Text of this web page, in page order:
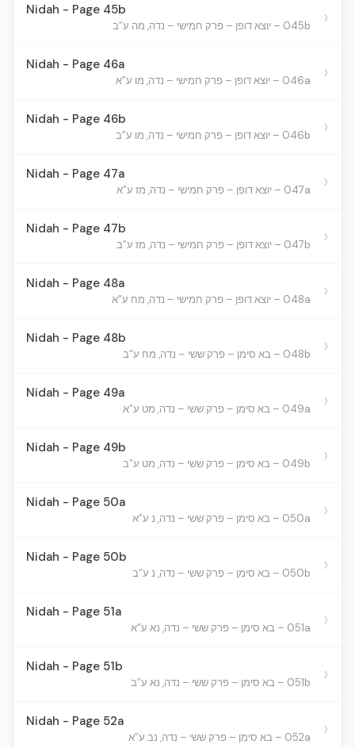
Nidah - Page 45b
045b – יוצא דופן – פרק חמישי – נדה, מה ע”ב ›
Nidah - Page 46a
046a – יוצא דופן – פרק חמישי – נדה, מו ע”א ›
Nidah - Page 46b
046b – יוצא דופן – פרק חמישי – נדה, מו ע”ב ›
Nidah - Page 47a
047a – יוצא דופן – פרק חמישי – נדה, מז ע”א ›
Nidah - Page 47b
047b – יוצא דופן – פרק חמישי – נדה, מז ע”ב ›
Nidah - Page 48a
048a – יוצא דופן – פרק חמישי – נדה, מח ע”א ›
Nidah - Page 48b
048b – בא סימן – פרק ששי – נדה, מח ע”ב ›
Nidah - Page 49a
049a – בא סימן – פרק ששי – נדה, מט ע”א ›
Nidah - Page 49b
049b – בא סימן – פרק ששי – נדה, מט ע”ב ›
Nidah - Page 50a
050a – בא סימן – פרק ששי – נדה, נ ע”א ›
Nidah - Page 50b
050b – בא סימן – פרק ששי – נדה, נ ע”ב ›
Nidah - Page 51a
051a – בא סימן – פרק ששי – נדה, נא ע”א ›
Nidah - Page 51b
051b – בא סימן – פרק ששי – נדה, נא ע”ב ›
Nidah - Page 52a
052a – בא סימן – פרק ששי – נדה, נב ע”א ›